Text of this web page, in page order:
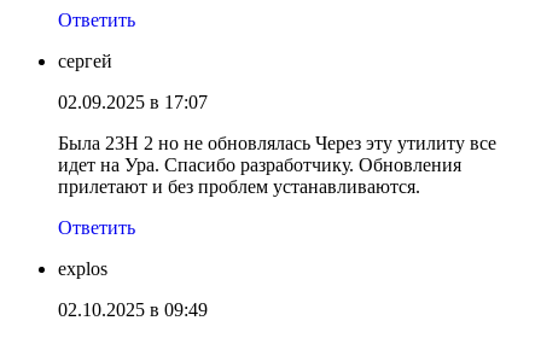
Ответить
сергей
02.09.2025 в 17:07
Была 23Н 2 но не обновлялась Через эту утилиту все
идет на Ура. Спасибо разработчику. Обновления
прилетают и без проблем устанавливаются.
Ответить
explos
02.10.2025 в 09:49